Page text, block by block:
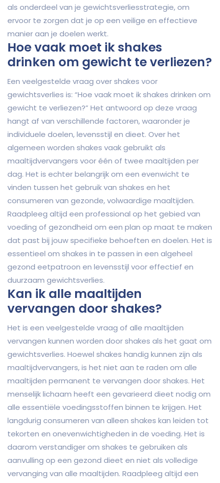
als onderdeel van je gewichtsverliesstrategie, om
ervoor te zorgen dat je op een veilige en effectieve
manier aan je doelen werkt.
Hoe vaak moet ik shakes
drinken om gewicht te verliezen?
Een veelgestelde vraag over shakes voor
gewichtsverlies is: “Hoe vaak moet ik shakes drinken om
gewicht te verliezen?” Het antwoord op deze vraag
hangt af van verschillende factoren, waaronder je
individuele doelen, levensstijl en dieet. Over het
algemeen worden shakes vaak gebruikt als
maaltijdvervangers voor één of twee maaltijden per
dag. Het is echter belangrijk om een evenwicht te
vinden tussen het gebruik van shakes en het
consumeren van gezonde, volwaardige maaltijden.
Raadpleeg altijd een professional op het gebied van
voeding of gezondheid om een plan op maat te maken
dat past bij jouw specifieke behoeften en doelen. Het is
essentieel om shakes in te passen in een algeheel
gezond eetpatroon en levensstijl voor effectief en
duurzaam gewichtsverlies.
Kan ik alle maaltijden
vervangen door shakes?
Het is een veelgestelde vraag of alle maaltijden
vervangen kunnen worden door shakes als het gaat om
gewichtsverlies. Hoewel shakes handig kunnen zijn als
maaltijdvervangers, is het niet aan te raden om alle
maaltijden permanent te vervangen door shakes. Het
menselijk lichaam heeft een gevarieerd dieet nodig om
alle essentiële voedingsstoffen binnen te krijgen. Het
langdurig consumeren van alleen shakes kan leiden tot
tekorten en onevenwichtigheden in de voeding. Het is
daarom verstandiger om shakes te gebruiken als
aanvulling op een gezond dieet en niet als volledige
vervanging van alle maaltijden. Raadpleeg altijd een